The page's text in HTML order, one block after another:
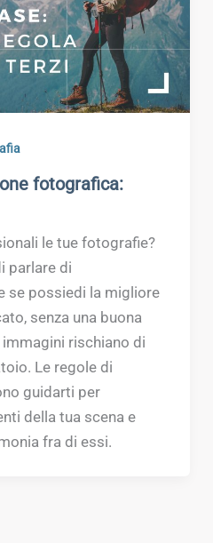
fotografica:
le tue fotografie?
parlare di
se possiedi la migliore
senza una buona
rischiano di
Le regole di
guidarti per
della tua scena e
fra di essi.